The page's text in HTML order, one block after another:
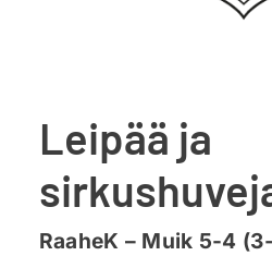
Leipää ja
RaaheK – Muik 5-4